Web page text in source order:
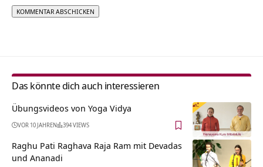
Das könnte dich auch interessieren
Übungsvideos von Yoga Vidya
VOR 10 JAHREN 394 VIEWS
Raghu Pati Raghava Raja Ram mit Devadas
und Ananadi